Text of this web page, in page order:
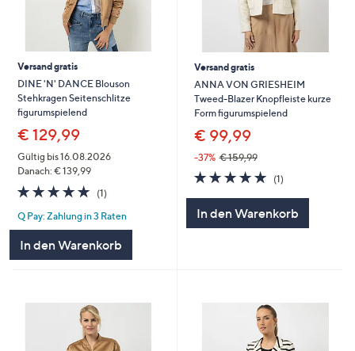
Versand gratis
DINE 'N' DANCE Blouson
Stehkragen Seitenschlitze
figurumspielend
€ 129,99
Gültig bis 16.08.2026
Danach: € 139,99
5.0
von
5
(1)1
Q Pay: Zahlung in 3 Raten
In den Warenkorb
Versand gratis
ANNA VON GRIESHEIM
Tweed-Blazer Knopfleiste kurze
Form figurumspielend
€ 99,99
-37% € 159,99
5.0
von
(1)1
In den Warenkorb